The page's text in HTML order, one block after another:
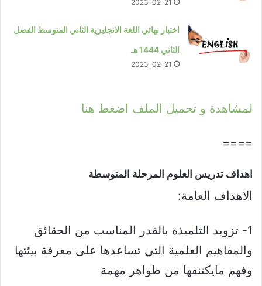
2023-02-21
اختبار نهائي اللغة الانجليزية الثاني المتوسط الفصل
الثاني 1444 هـ
2023-02-21
لمشاهدة و تحميل الملف اضغط هنا
====
اهداف تدريس العلوم المرحلة المتوسطة​
الاهداف العامة:
1- تزويد التلميذة بالقدر المناسب من الحقائق
والمفاهيم العلمية التي تساعدها على معرفة بيئتها
وفهم مايكتنفها من ظواهر مهمة